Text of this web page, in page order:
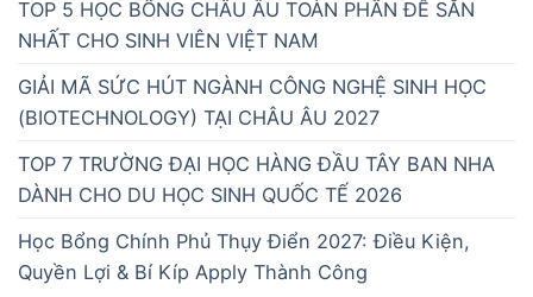
TOP 5 HỌC BỔNG CHÂU ÂU TOÀN PHẦN ĐỄ SĂN
NHẤT CHO SINH VIÊN VIỆT NAM
GIẢI MÃ SỨC HÚT NGÀNH CÔNG NGHỆ SINH HỌC
(BIOTECHNOLOGY) TẠI CHÂU ÂU 2027
TOP 7 TRƯỜNG ĐẠI HỌC HÀNG ĐẦU TÂY BAN NHA
DÀNH CHO DU HỌC SINH QUỐC TẾ 2026
Học Bổng Chính Phủ Thụy Điển 2027: Điều Kiện,
Quyền Lợi & Bí Kíp Apply Thành Công